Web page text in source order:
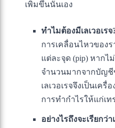
เพิ่มขึ้นนั่นเอง
ทำไมต้องมีเลเวอเรจ
การเคลื่อนไหวของ
แต่ละจุด (pip) หากไ
จำนวนมากจากบัญชี
เลเวอเรจจึงเป็นเค
การทำกำไรให้แก่เท
อย่างไรถึงจะเรียกว่า